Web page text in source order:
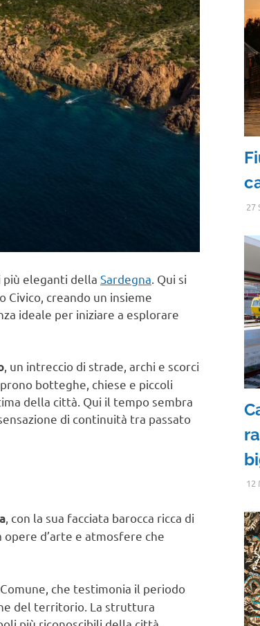
più eleganti della Sardegna . Qui si
Civico, creando un insieme
ideale per iniziare a esplorare
, un intreccio di strade, archi e scorci
botteghe, chiese e piccoli
della città. Qui il tempo sembra
di continuità tra passato
, con la sua facciata barocca ricca di
d’arte e atmosfere che
Comune, che testimonia il periodo
del territorio. La struttura
27
12